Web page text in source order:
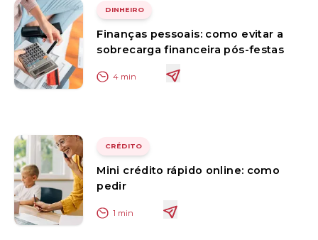
DINHEIRO
Finanças pessoais: como evitar a
sobrecarga financeira pós-festas
4 min
CRÉDITO
Mini crédito rápido online: como
pedir
1 min